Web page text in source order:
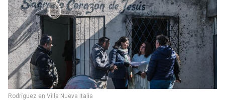
Rodríguez en Villa Nueva Italia